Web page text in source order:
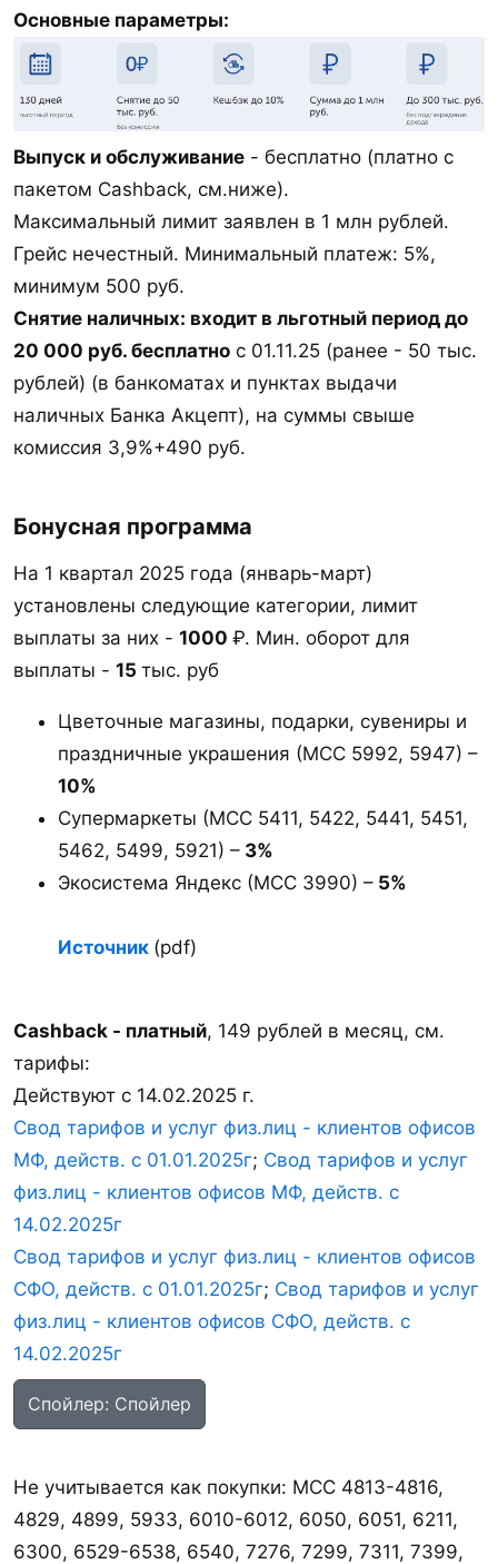
Основные параметры:
Выпуск и обслуживание - бесплатно (платно с
пакетом Cashback, см.ниже).
Максимальный лимит заявлен в 1 млн рублей.
Грейс нечестный. Минимальный платеж: 5%,
минимум 500 руб.
Снятие наличных: входит в льготный период до
20 000 руб. бесплатно с 01.11.25 (ранее - 50 тыс.
рублей) (в банкоматах и пунктах выдачи
наличных Банка Акцепт), на суммы свыше
комиссия 3,9%+490 руб.
Бонусная программа​
На 1 квартал 2025 года (январь-март)
установлены следующие категории, лимит
выплаты за них - 1000 ₽. Мин. оборот для
выплаты - 15 тыс. руб
Цветочные магазины, подарки, сувениры и
праздничные украшения (МСС 5992, 5947) –
10%
Супермаркеты (МСС 5411, 5422, 5441, 5451,
5462, 5499, 5921) – 3%
Экосистема Яндекс (МСС 3990) – 5%
Источник (pdf)
Cashback - платный, 149 рублей в месяц, см.
тарифы:
Действуют с 14.02.2025 г.
Свод тарифов и услуг физ.лиц - клиентов офисов
МФ, действ. с 01.01.2025г; Свод тарифов и услуг
физ.лиц - клиентов офисов МФ, действ. с
14.02.2025г
Свод тарифов и услуг физ.лиц - клиентов офисов
СФО, действ. с 01.01.2025г; Свод тарифов и услуг
физ.лиц - клиентов офисов СФО, действ. с
14.02.2025г
Спойлер: Спойлер
Не учитывается как покупки: MCC 4813-4816,
4829, 4899, 5933, 6010-6012, 6050, 6051, 6211,
6300, 6529-6538, 6540, 7276, 7299, 7311, 7399,